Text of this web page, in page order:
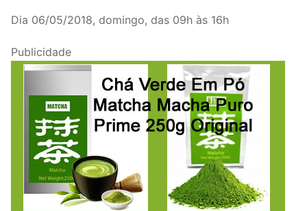
Dia 06/05/2018, domingo, das 09h às 16h
Publicidade